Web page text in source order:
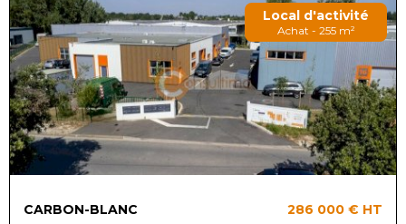
Local d'activité
Achat - 255 m²
CARBON-BLANC 286 000 € HT